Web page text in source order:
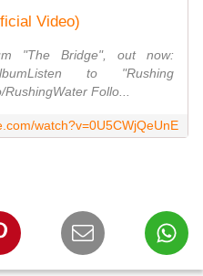
Video)
"The Bridge", out now:
to "Rushing
Follo...
watch?v=0U5CWjQeUnE